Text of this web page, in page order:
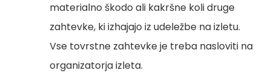
materialno škodo ali kakršne koli druge
zahtevke, ki izhajajo iz udeležbe na izletu.
Vse tovrstne zahtevke je treba nasloviti na
organizatorja izleta.